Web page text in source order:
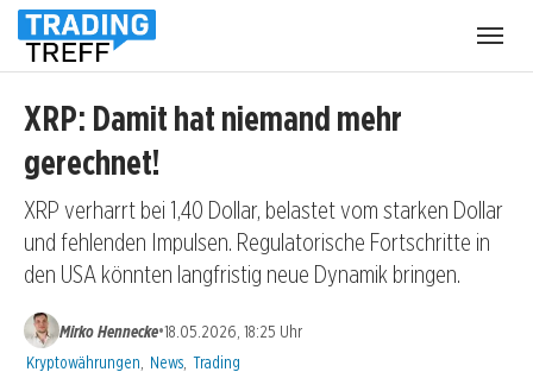
XRP: Damit hat niemand mehr
gerechnet!
XRP verharrt bei 1,40 Dollar, belastet vom starken Dollar
und fehlenden Impulsen. Regulatorische Fortschritte in
den USA könnten langfristig neue Dynamik bringen.
Mirko Hennecke•18.05.2026, 18:25 Uhr
Kategorien:
Kryptowährungen News Trading